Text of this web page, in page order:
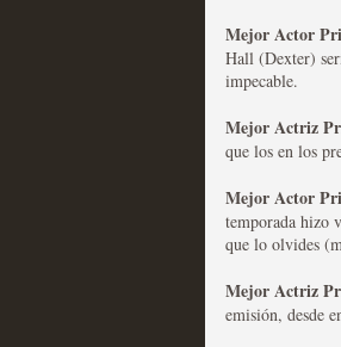
Las
Recomendación
Mejor Actor
Hall (Dexter)
impecable.
Mejor Actriz
que los en los
Mejor Actor
temporada hizo
que lo olvides
Mejor Actriz
emisión, desde